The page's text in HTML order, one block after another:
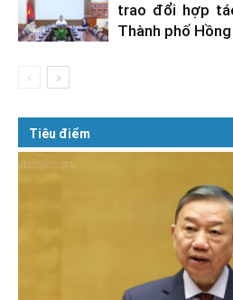
trao đổi hợp
Thành phố
Tiêu điểm